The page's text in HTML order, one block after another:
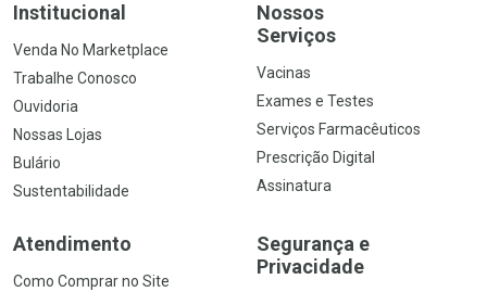
Institucional
Venda No Marketplace
Trabalhe Conosco
Ouvidoria
Nossas Lojas
Bulário
Sustentabilidade
Nossos
Serviços
Vacinas
Exames e Testes
Serviços Farmacêuticos
Prescrição Digital
Assinatura
Atendimento
Como Comprar no Site
Segurança e
Privacidade